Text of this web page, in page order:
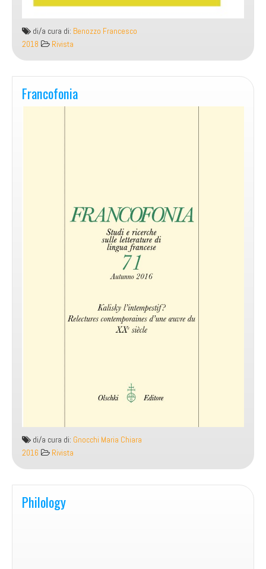
di/a cura di: Benozzo Francesco
2018
Rivista
Francofonia
di/a cura di: Gnocchi Maria Chiara
2016
Rivista
Philology